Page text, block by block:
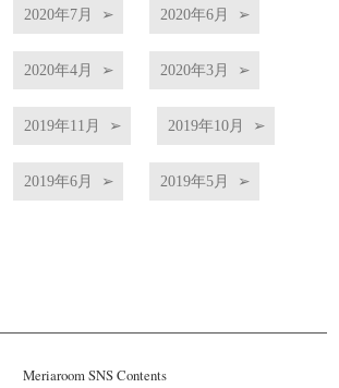
2020年7月 2020年6月
2020年4月 2020年3月
2019年11月 2019年10月
2019年6月 2019年5月
Meriaroom SNS Contents